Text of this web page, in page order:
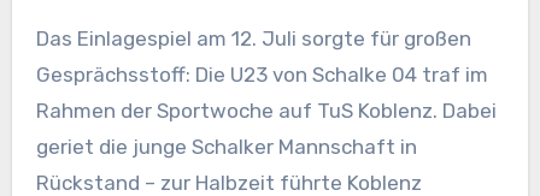
Das Einlagespiel am 12. Juli sorgte für großen
Gesprächsstoff: Die U23 von Schalke 04 traf im
Rahmen der Sportwoche auf TuS Koblenz. Dabei
geriet die junge Schalker Mannschaft in
Rückstand – zur Halbzeit führte Koblenz